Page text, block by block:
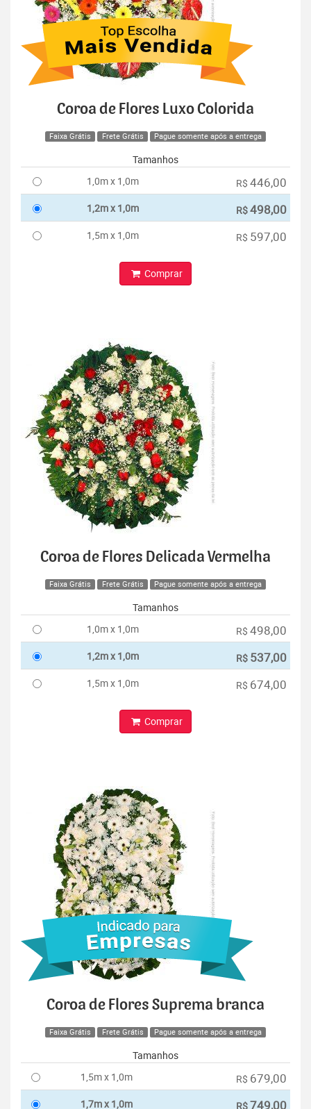
Coroa de Flores Luxo Colorida
Faixa Grátis Frete Grátis Pague somente após a entrega
Tamanhos
1,0m x 1,0m
R$ 446,00
1,2m x 1,0m R$498,00
1,5m x 1,0m R$ 597,00
Comprar
Coroa de Flores Delicada Vermelha
Faixa Grátis Frete Grátis Pague somente após a entrega
Tamanhos
1,0m x 1,0m
R$ 498,00
1,2m x 1,0m R$ 537,00
1,5m x 1,0m R$ 674,00
Comprar
Coroa de Flores Suprema branca
Faixa Grátis Frete Grátis Pague somente após a entrega
Tamanhos
1,5m x 1,0m
R$ 679,00
1,7m x 1,0m R$749,00